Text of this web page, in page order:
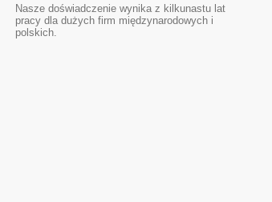
Nasze doświadczenie wynika z kilkunastu lat
pracy dla dużych firm międzynarodowych i
polskich.